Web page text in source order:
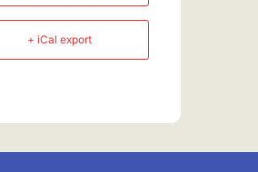
+ iCal export